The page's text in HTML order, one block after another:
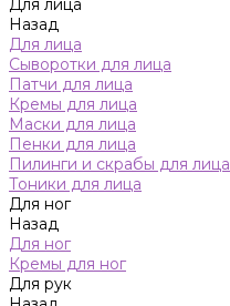
Для лица
Назад
Для лица
Сыворотки для лица
Патчи для лица
Кремы для лица
Маски для лица
Пенки для лица
Пилинги и скрабы для лица
Тоники для лица
Для ног
Назад
Для ног
Кремы для ног
Для рук